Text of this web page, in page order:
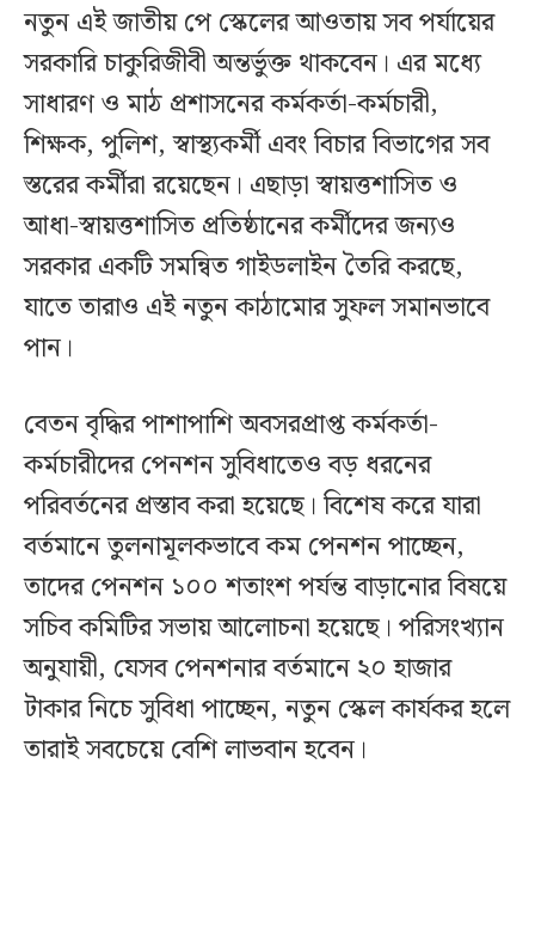
নতুন এই জাতীয় পে স্কেলের আওতায় সব পর্যায়ের
সরকারি চাকুরিজীবী অন্তর্ভুক্ত থাকবেন। এর মধ্যে
সাধারণ ও মাঠ প্রশাসনের কর্মকর্তা-কর্মচারী,
শিক্ষক, পুলিশ, স্বাস্থ্যকর্মী এবং বিচার বিভাগের সব
স্তরের কর্মীরা রয়েছেন। এছাড়া স্বায়ত্তশাসিত ও
আধা-স্বায়ত্তশাসিত প্রতিষ্ঠানের কর্মীদের জন্যও
সরকার একটি সমন্বিত গাইডলাইন তৈরি করছে,
যাতে তারাও এই নতুন কাঠামোর সুফল সমানভাবে
পান।
বেতন বৃদ্ধির পাশাপাশি অবসরপ্রাপ্ত কর্মকর্তা-
কর্মচারীদের পেনশন সুবিধাতেও বড় ধরনের
পরিবর্তনের প্রস্তাব করা হয়েছে। বিশেষ করে যারা
বর্তমানে তুলনামূলকভাবে কম পেনশন পাচ্ছেন,
তাদের পেনশন ১০০ শতাংশ পর্যন্ত বাড়ানোর বিষয়ে
সচিব কমিটির সভায় আলোচনা হয়েছে। পরিসংখ্যান
অনুযায়ী, যেসব পেনশনার বর্তমানে ২০ হাজার
টাকার নিচে সুবিধা পাচ্ছেন, নতুন স্কেল কার্যকর হলে
তারাই সবচেয়ে বেশি লাভবান হবেন।